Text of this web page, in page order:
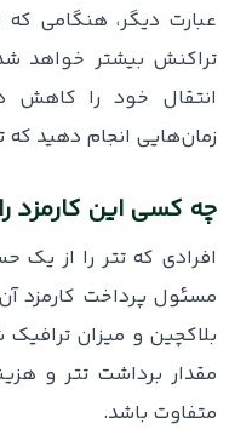
عبارت دیگر، هنگامی که
تراکنش بیشتر خواهد
انتقال خود را کاهش
زمان‌هایی انجام دهید
چه کسی این کارمزد
افرادی که تتر را از
مسئول پرداخت کارمزد
بلاکچین و میزان
مقدار برداشت تتر و
متفاوت باشد.